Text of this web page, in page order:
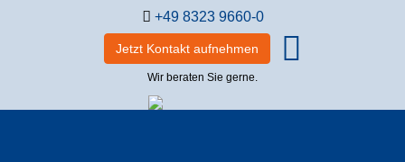
+49 8323 9660-0
Jetzt Kontakt aufnehmen
Wir beraten Sie gerne.